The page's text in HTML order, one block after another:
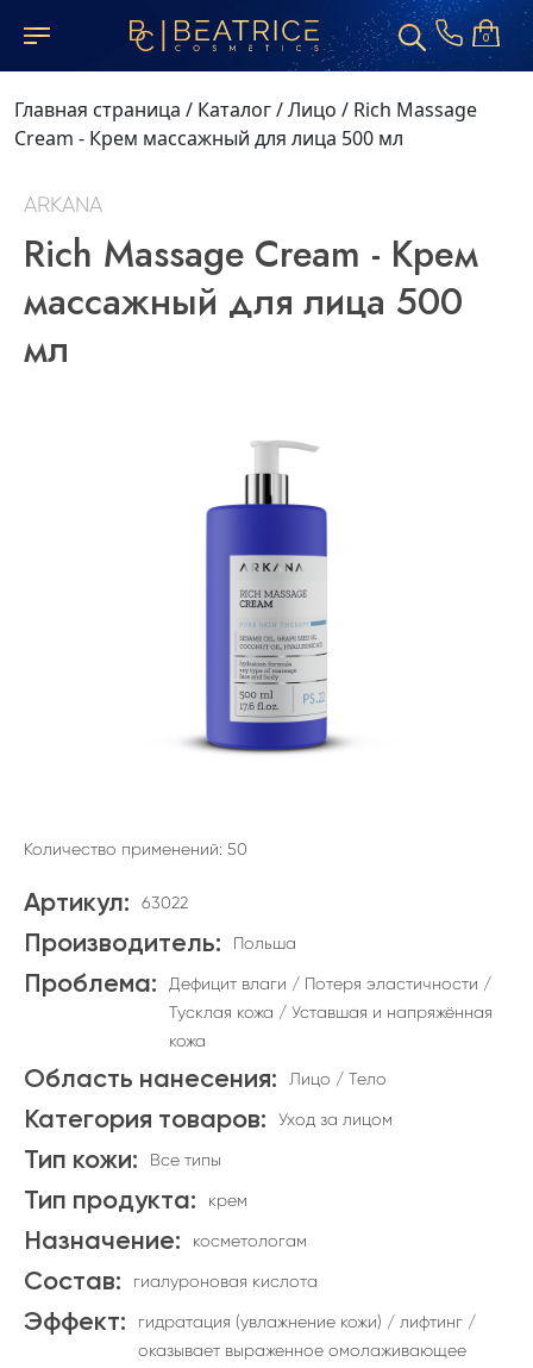
0
Главная страница / Каталог/Лицо / Rich Massage
Cream - Крем массажный для лица 500 мл
ARKANA
Rich Massage Cream - Крем
массажный для лица 500
мл
Количество применений: 50
Артикул: 63022
Производитель: Польша
Проблема:
Дефицит влаги / Потеря эластичности /
Тусклая кожа / Уставшая и напряжённая
кожа
Область нанесения: Лицо / Тело
Категория товаров: Уход за лицом
Тип кожи: Все типы
Тип продукта: крем
Назначение: косметологам
Состав: гиалуроновая кислота
Эффект:
гидратация (увлажнение кожи) / лифтинг /
оказывает выраженное омолаживающее